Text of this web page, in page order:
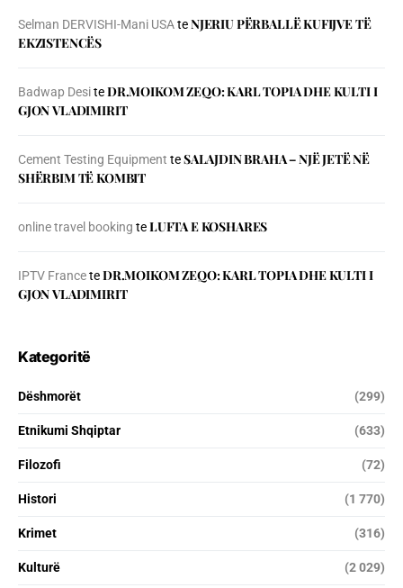
Selman DERVISHI-Mani USAteNJERIU PЁRBALLЁ KUFIJVE TЁ
EKZISTENCЁS
Badwap DesiteDR.MOIKOM ZEQO: KARL TOPIA DHE KULTI I
GJON VLADIMIRIT
Cement Testing Equipment teSALAJDIN BRAHA – NJЁ JETЁ NЁ
SHЁRBIM TЁ KOMBIT
online travel booking teLUFTA E KOSHARES
IPTV FranceteDR.MOIKOM ZEQO: KARL TOPIA DHE KULTI I
GJON VLADIMIRIT
Kategoritë
Dëshmorët (299)
Etnikumi Shqiptar (633)
Filozofi (72)
Histori (1 770)
Krimet (316)
Kulturë (2 029)